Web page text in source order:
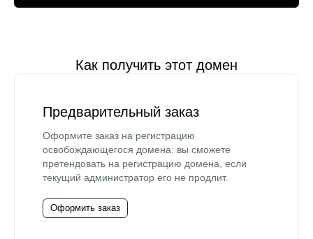
Как получить этот домен
Предварительный заказ
Оформите заказ на регистрацию
освобождающегося домена: вы сможете
претендовать на регистрацию домена, если
текущий администратор его не продлит.
Оформить заказ